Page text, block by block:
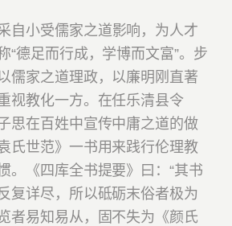
自小受儒家之道影响，为人才
“德足而行成，学博而文富”。步
儒家之道理政，以廉明刚直著
视教化一方。在任乐清县令
思在百姓中宣传中庸之道的做
氏世范》一书用来践行伦理教
。《四库全书提要》曰：“其书
复详尽，所以砥砺末俗者极为
者易知易从，固不失为《颜氏